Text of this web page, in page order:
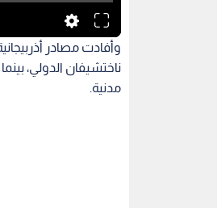
وأفادت مصادر
ناختشيفان الدولي،
مدنية.